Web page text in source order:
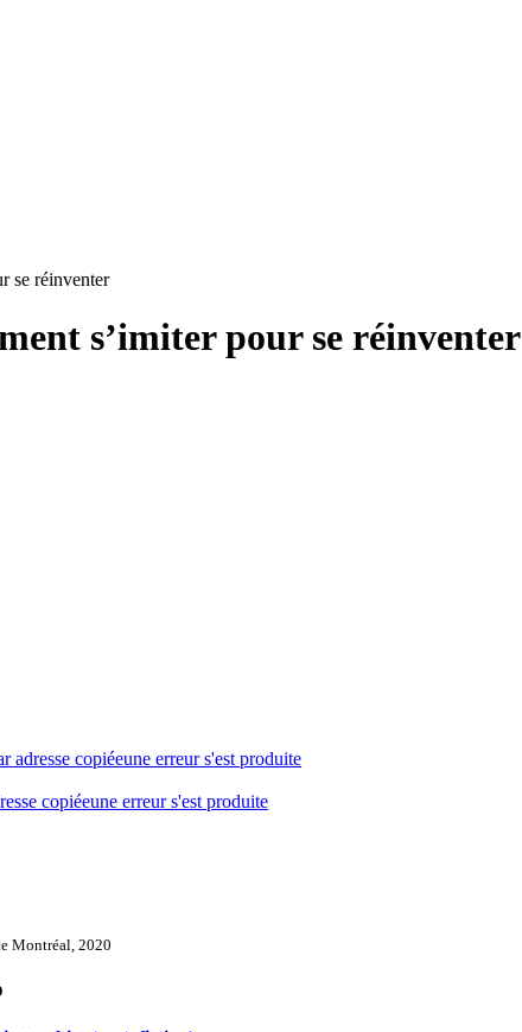
se réinventer
s’imiter pour se réinventer
adresse copiéeune erreur s'est produite
copiéeune erreur s'est produite
Montréal, 2020